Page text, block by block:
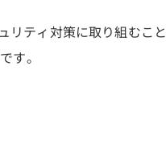
リティ対策に取り組むこ
す。